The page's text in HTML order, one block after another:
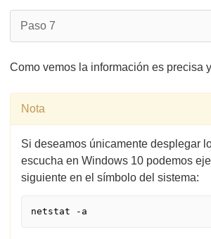
Paso 7
Como vemos la información es precisa
Nota
Si deseamos únicamente desplegar
escucha en Windows 10 podemos
siguiente en el símbolo del sistema: